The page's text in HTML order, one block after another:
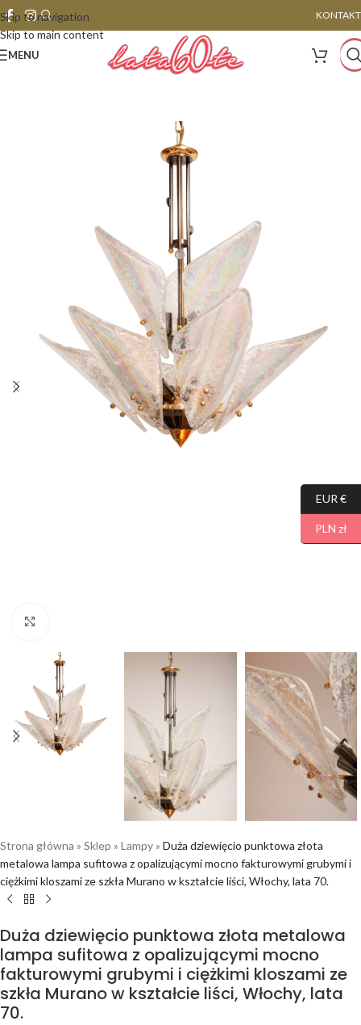
Skip to navigation
Skip to main content
KONTAKT
MENU
Strona główna » Sklep » Lampy» Duża dziewięcio punktowa złota
metalowa lampa sufitowa z opalizującymi mocno fakturowymi grubymi i
ciężkimi kloszami ze szkła Murano w kształcie liści, Włochy, lata 70.
Duża dziewięcio punktowa złota metalowa
lampa sufitowa z opalizującymi mocno
fakturowymi grubymi i ciężkimi kloszami ze
szkła Murano w kształcie liści, Włochy, lata
70.
EUR €
PLN zł